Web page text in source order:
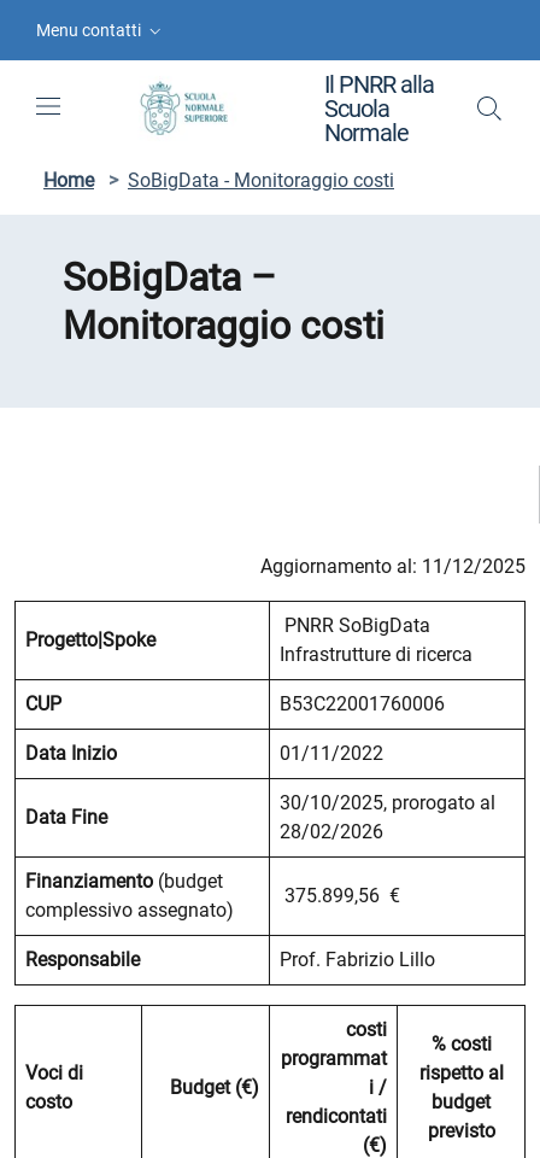
Menu contatti
Il PNRR alla
Scuola
Normale
Home > SoBigData - Monitoraggio costi
SoBigData –
Monitoraggio costi
Aggiornamento al: 11/12/2025
Progetto|Spoke
PNRR SoBigData
Infrastrutture di ricerca
CUP B53C22001760006
Data Inizio 01/11/2022
Data Fine
30/10/2025, prorogato al
28/02/2026
Finanziamento (budget
complessivo assegnato)
375.899,56 €
Responsabile Prof. Fabrizio Lillo
Voci di
costo
Budget (€)
costi
programmat
i /
rendicontati
(€)
% costi
rispetto al
budget
previsto